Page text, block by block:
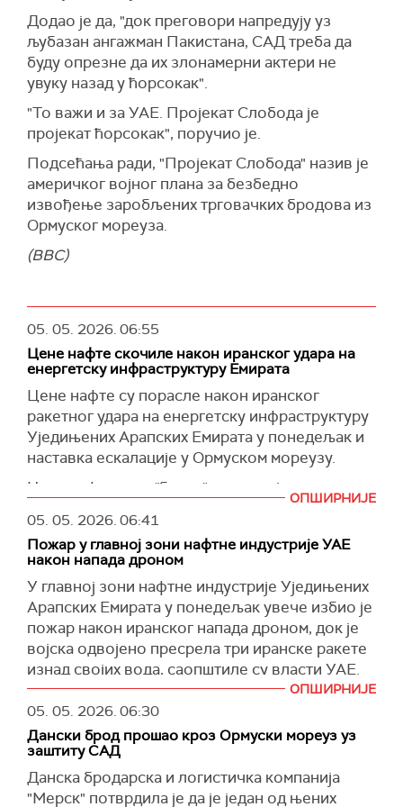
Не плаћају своје војнике. Не могу да плате
своје војнике. Новац је безвредан", истакао је
Трамп.
Такође је рекао да је очекивао да ће цена
барела нафте достићи чак 300 долара по
барелу, а до сада је достигла врхунац од око
125 долара по барелу.
(Танјуг)
погинуло 17 његових војника и оптужује
Хезболах да је испалио стотине ракета и
дронова.
примирју између Израела и Либана
постигнутог прошлог месеца, али је најавио да
ће га поштовати уколико то учини и Израел.
Израелска војска, међутим, тврди да јој
споразум омогућава да делује против
"планираних, непосредних или текућих
напада", док либански званичници оспоравају
(BBC)
Додао је да, "док преговори напредују уз
љубазан ангажман Пакистана, САД треба да
буду опрезне да их злонамерни актери не
увуку назад у ћорсокак".
"То важи и за УАЕ. Пројекат Слобода је
пројекат ћорсокак", поручио је.
Подсећања ради, "Пројекат Слобода" назив је
америчког војног плана за безбедно
извођење заробљених трговачких бродова из
Ормуског мореуза.
(BBC)
05. 05. 2026.06:55
Цене нафте скочиле након иранског удара на
енергетску инфраструктуру Емирата
Цене нафте су порасле након иранског
ракетног удара на енергетску инфраструктуру
Уједињених Арапских Емирата у понедељак и
наставка ескалације у Ормуском мореузу.
Цена нафте типа "брент" порасла је за пет
одсто и кретала се на нивоу од 113 долара по
барелу, а америчка сирова нафта WTI за три
одсто, на око 105 долара по барелу, пренео је
Трејдинг економикс.
Енергетска инфраструктура и танкери су
поново погођени оваквом ситуацијом, што
представља продубљивање кризе због
поремећеног глобалног снабдевања и
потенцијалних економских последица.
УАЕ су саопштиле да су пресрели надолазеће
ракете, као и да је дошло до пожара у нафтном
чворишту Фуџејра.
То је један од првих великих удара на
ОПШИРНИЈЕ
05. 05. 2026.06:41
Пожар у главној зони нафтне индустрије УАЕ
након напада дроном
У главној зони нафтне индустрије Уједињених
Арапских Емирата у понедељак увече избио је
пожар након иранског напада дроном, док је
војска одвојено пресрела три иранске ракете
изнад својих вода, саопштиле су власти УАЕ.
Пожар је избио у зони нафтне индустрије у
емирату Фуџејра, а хитне службе су одмах
распоређене да угасе пожар.
Из Канцеларија за медије Фуџејре је
саопштено да су три индијска држављанина
ОПШИРНИЈЕ
05. 05. 2026.06:30
Дански брод прошао кроз Ормуски мореуз уз
заштиту САД
Данска бродарска и логистичка компанија
"Мерск" потврдила је да је један од њених